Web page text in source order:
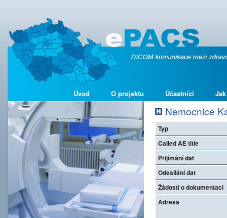
Úvod O projektu Účastníci
Nemocnice
Typ
Called AE title
Přijímání dat
Odesílání dat
Žádosti o dokumentaci
Adresa